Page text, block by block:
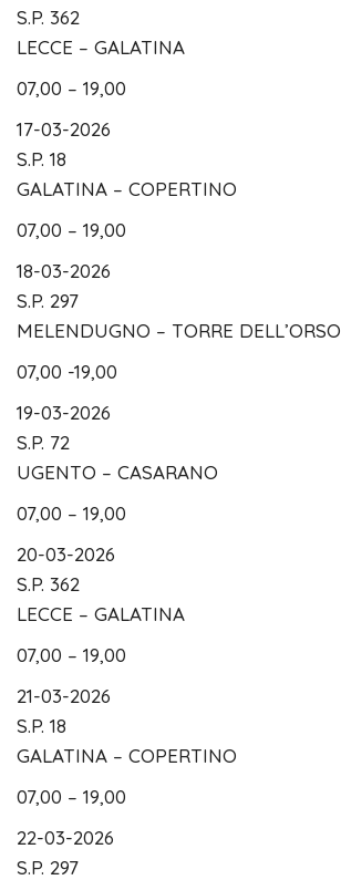
S.P. 362
LECCE – GALATINA
07,00 – 19,00
17-03-2026
S.P. 18
GALATINA – COPERTINO
07,00 – 19,00
18-03-2026
S.P. 297
MELENDUGNO – TORRE DELL’ORSO
07,00 -19,00
19-03-2026
S.P. 72
UGENTO – CASARANO
07,00 – 19,00
20-03-2026
S.P. 362
LECCE – GALATINA
07,00 – 19,00
21-03-2026
S.P. 18
GALATINA – COPERTINO
07,00 – 19,00
22-03-2026
S.P. 297